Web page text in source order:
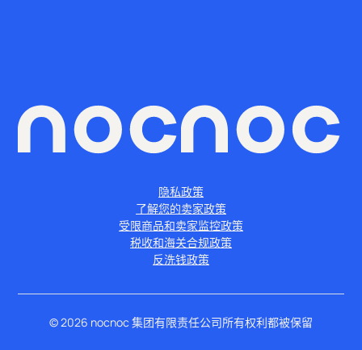
隐私政策
了解您的卖家政策
受限商品和卖家监控政策
税收和海关合规政策
反洗钱政策
©2026 nocnoc 集团有限责任公司所有权利都被保留